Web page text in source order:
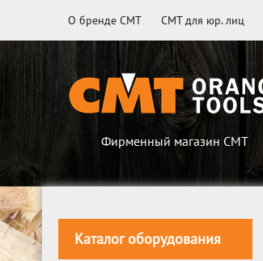
О бренде CMT CMT для юр. лиц
Фирменный магазин CMT
Каталог оборудования